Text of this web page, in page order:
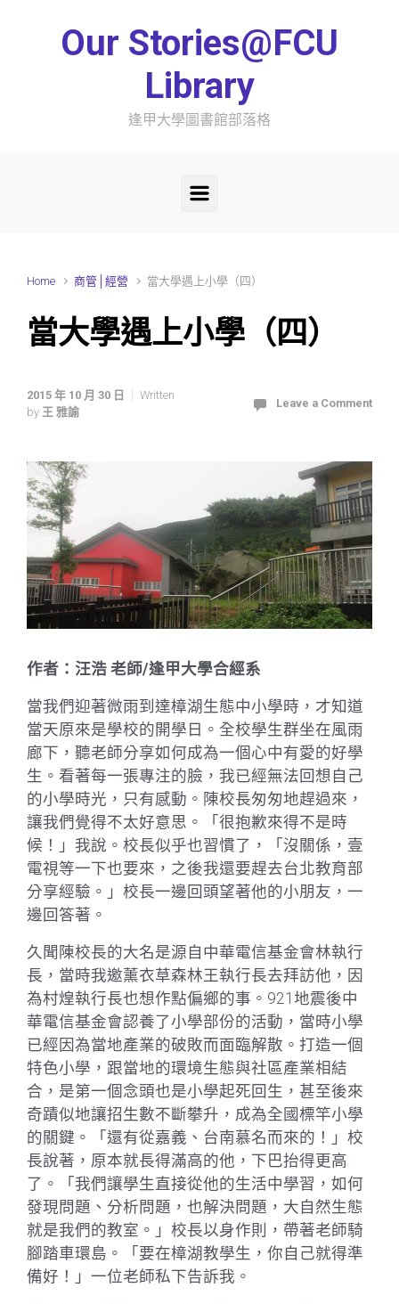
Our Stories@FCU
Library
逢甲大學圖書館部落格
Home 商管│經營 當大學遇上小學（四）
當大學遇上小學（四）
2015 年 10 月 30 日
Written
by 王 雅諭
Leave a Comment
作者：汪浩 老師/逢甲大學合經系
當我們迎著微雨到達樟湖生態中小學時，才知道
當天原來是學校的開學日。全校學生群坐在風雨
廊下，聽老師分享如何成為一個心中有愛的好學
生。看著每一張專注的臉，我已經無法回想自己
的小學時光，只有感動。陳校長匆匆地趕過來，
讓我們覺得不太好意思。「很抱歉來得不是時
候！」我說。校長似乎也習慣了，「沒關係，壹
電視等一下也要來，之後我還要趕去台北教育部
分享經驗。」校長一邊回頭望著他的小朋友，一
邊回答著。
久聞陳校長的大名是源自中華電信基金會林執行
長，當時我邀薰衣草森林王執行長去拜訪他，因
為村煌執行長也想作點偏鄉的事。921地震後中
華電信基金會認養了小學部份的活動，當時小學
已經因為當地產業的破敗而面臨解散。打造一個
特色小學，跟當地的環境生態與社區產業相結
合，是第一個念頭也是小學起死回生，甚至後來
奇蹟似地讓招生數不斷攀升，成為全國標竿小學
的關鍵。「還有從嘉義、台南慕名而來的！」校
長說著，原本就長得滿高的他，下巴抬得更高
了。「我們讓學生直接從他的生活中學習，如何
發現問題、分析問題，也解決問題，大自然生態
就是我們的教室。」校長以身作則，帶著老師騎
腳踏車環島。「要在樟湖教學生，你自己就得準
備好！」一位老師私下告訴我。